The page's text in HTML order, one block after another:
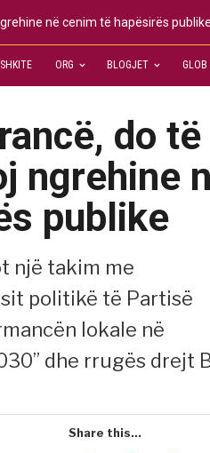
në cenim të hapësirës publike
ORG BLOGJET GLOB
do të
ngrehine
publike
një takim me
politikë të Partisë
lokale në
dhe rrugës drejt
Share this...